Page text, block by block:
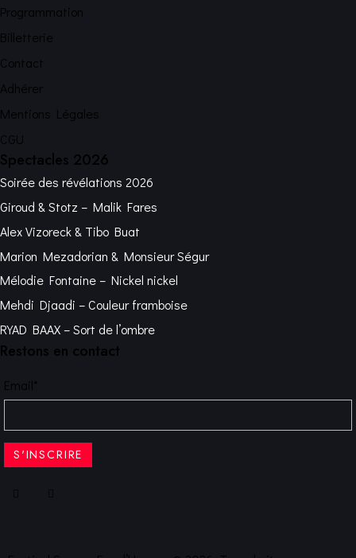
Programmation
Billetterie
Contact
Adhérer
Mentions Légales
CGU
Spectacles 2026
Soirée des révélations 2026
Giroud & Stotz – Malik Fares
Alex Vizoreck & Tibo Buat
Marion Mezadorian & Monsieur Ségur
Mélodie Fontaine – Nickel nickel
Mehdi Djaadi – Couleur framboise
RYAD BAAX – Sort de l’ombre
Restons en contact
Email*